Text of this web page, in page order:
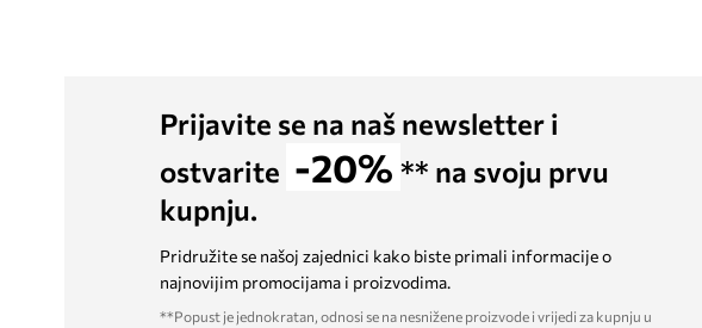
Prijavite se na naš newsletter i
ostvarite -20% ** na svoju prvu
kupnju.
Pridružite se našoj zajednici kako biste primali informacije o
najnovijim promocijama i proizvodima.
**Popust je jednokratan, odnosi se na nesnižene proizvode i vrijedi za kupnju u